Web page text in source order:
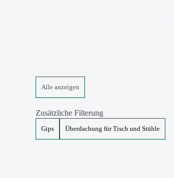
Alle anzeigen
Zusätzliche Filterung
Gips Überdachung für Tisch und Stühle